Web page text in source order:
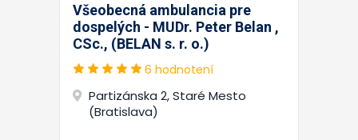
Všeobecná ambulancia pre
dospelých - MUDr. Peter Belan ,
CSc., (BELAN s. r. o.)
6 hodnotení
Partizánska 2, Staré Mesto
(Bratislava)